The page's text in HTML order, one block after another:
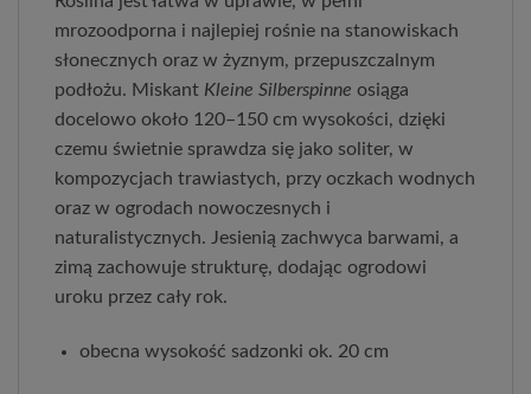
mrozoodporna i najlepiej rośnie na stanowiskach
słonecznych oraz w żyznym, przepuszczalnym
podłożu. Miskant Kleine Silberspinne osiąga
docelowo około 120–150 cm wysokości, dzięki
czemu świetnie sprawdza się jako soliter, w
kompozycjach trawiastych, przy oczkach wodnych
oraz w ogrodach nowoczesnych i
naturalistycznych. Jesienią zachwyca barwami, a
zimą zachowuje strukturę, dodając ogrodowi
uroku przez cały rok.
obecna wysokość sadzonki ok. 20 cm